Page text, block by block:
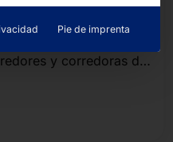
de Friburgo 2026
y corredoras de
cinco kilómetros.
Pie de imprenta